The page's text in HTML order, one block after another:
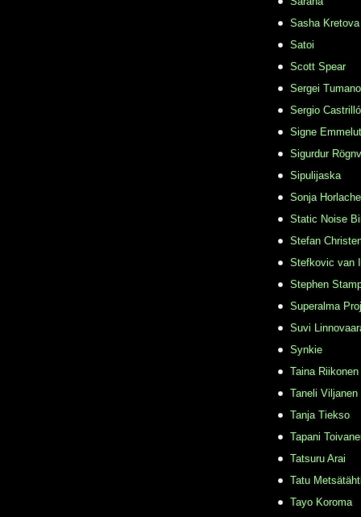
Sasha Kretova
Satoi
Scott Spear
Sergei
Sergio
Signe
Sigurdur
Sipulijaska
Sonja
Static Noise
Stefan
Stefkovic van
Stephen
Superalma
Suvi
Synkie
Taina Riikonen
Taneli Viljanen
Tanja Tiekso
Tapani
Tatsuru Arai
Tatu
Tayo Koroma